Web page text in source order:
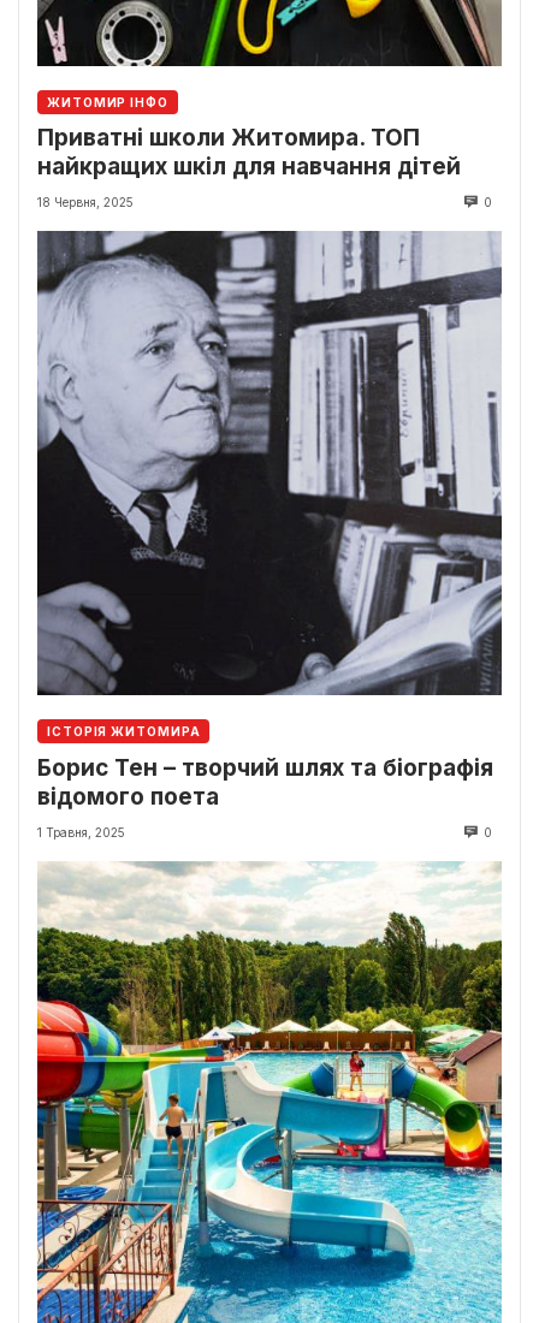
ЖИТОМИР ІНФО
Приватні школи Житомира. ТОП
найкращих шкіл для навчання дітей
18 Червня, 2025 0
ІСТОРІЯ ЖИТОМИРА
Борис Тен – творчий шлях та біографія
відомого поета
1 Травня, 2025 0